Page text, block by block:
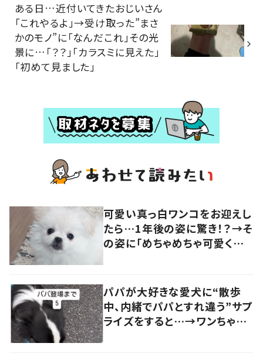
ある日…近付いてきたおじいさん
「これやるよ」→受け取った”まさ
かのモノ”に「なんだこれ」その光
景に…「？？」「カラスミに見えた」
「初めて見ました」
可愛い真っ白ワンコをお迎えし
たら…1年後の姿に驚き！？→そ
の姿に「めちゃめちゃ可愛くて
パパが大好きな愛犬に“散歩
中、内緒でパパとすれ違う”サプ
ライズをすると…→ワンちゃん